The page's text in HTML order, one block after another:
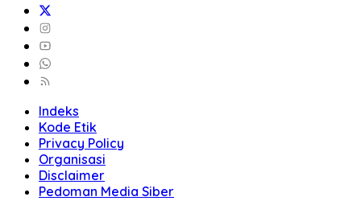
Indeks
Kode Etik
Privacy Policy
Organisasi
Disclaimer
Pedoman Media Siber